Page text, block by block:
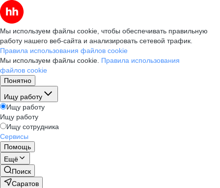
Мы используем файлы cookie, чтобы обеспечивать правильную
работу нашего веб-сайта и анализировать сетевой трафик.
Правила использования файлов cookie
Мы используем файлы cookie. Правила использования
файлов cookie
Понятно
Ищу работу
Ищу работу
Ищу работу
Ищу сотрудника
Сервисы
Помощь
Ещё
Поиск
Саратов